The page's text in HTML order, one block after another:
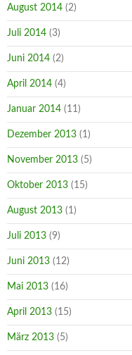
August 2014 (2)
Juli 2014 (3)
Juni 2014 (2)
April 2014 (4)
Januar 2014 (11)
Dezember 2013 (1)
November 2013 (5)
Oktober 2013 (15)
August 2013 (1)
Juli 2013 (9)
Juni 2013 (12)
Mai 2013 (16)
April 2013 (15)
März 2013 (5)